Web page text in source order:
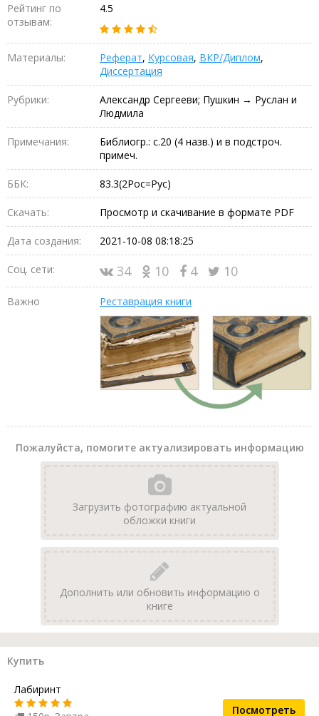
Рейтинг по
отзывам:
4.5
Материалы: Реферат, Курсовая, ВКР/Диплом,
Диссертация
Рубрики:
Александр Сергееви; Пушкин → Руслан и
Людмила
Примечания:
Библиогр.: с.20 (4 назв.) и в подстроч.
примеч.
ББК: 83.3(2Рос=Рус)
Скачать: Просмотр и скачивание в формате PDF
Дата создания: 2021-10-08 08:18:25
Соц. сети: 34 10 4 10
Важно Реставрация книги
Пожалуйста, помогите актуализировать информацию
Загрузить фотографию актуальной
обложки книги
Дополнить или обновить информацию о
книге
Купить
Лабиринт
Посмотреть